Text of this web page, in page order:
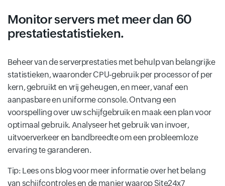
Monitor servers met meer dan 60
prestatiestatistieken.
Beheer van de serverprestaties met behulp van belangrijke
statistieken, waaronder CPU-gebruik per processor of per
kern, gebruikt en vrij geheugen, en meer, vanaf een
aanpasbare en uniforme console. Ontvang een
voorspelling over uw schijfgebruik en maak een plan voor
optimaal gebruik. Analyseer het gebruik van invoer,
uitvoerverkeer en bandbreedte om een probleemloze
ervaring te garanderen.
Tip: Lees ons blog voor meer informatie over het belang
van schijfcontroles en de manier waarop Site24x7